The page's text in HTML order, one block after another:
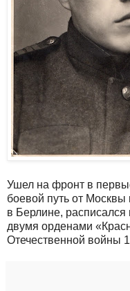
Ушел на фронт в
боевой путь от
в Берлине, расписался
двумя орденами
Отечественной войны